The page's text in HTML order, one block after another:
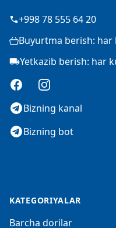
+998 78 555 64 20
Buyurtma berish: har
Yetkazib berish: har
FacebookInstagram
Bizning kanal
Bizning bot
KATEGORIYALAR
Barcha dorilar